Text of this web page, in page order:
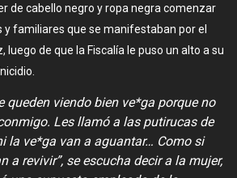
de cabello negro y ropa negra comenzar
y familiares que se manifestaban por el
luego de que la Fiscalía le puso un alto a su
queden viendo bien ve*ga porque no
Les llamó a las putirucas de
la ve*ga van a aguantar… Como si
a revivir”, se escucha decir a la mujer,